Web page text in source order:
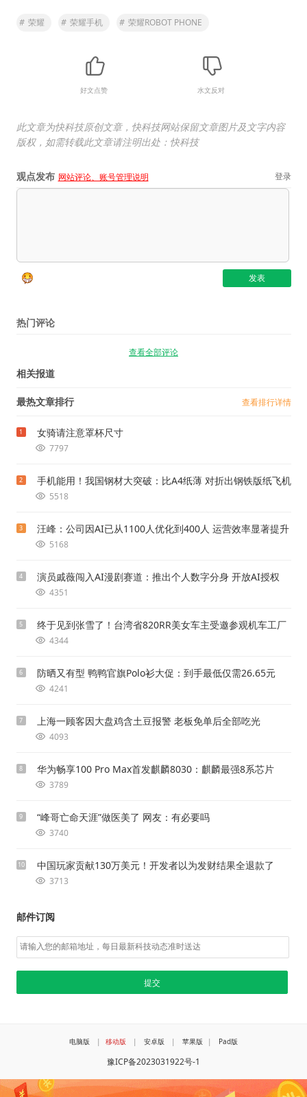
# 荣耀 # 荣耀手机 # 荣耀ROBOT PHONE
好文点赞 水文反对
此文章为快科技原创文章，快科技网站保留文章图片及文字内容
版权，如需转载此文章请注明出处：快科技
观点发布 网站评论、账号管理说明 登录
热门评论
查看全部评论
相关报道
最热文章排行 查看排行详情
1 女骑请注意罩杯尺寸
7797
2 手机能用！我国钢材大突破：比A4纸薄 对折出钢铁版纸飞机
5518
3 汪峰：公司因AI已从1100人优化到400人 运营效率显著提升
5168
4 演员戚薇闯入AI漫剧赛道：推出个人数字分身 开放AI授权
4351
5 终于见到张雪了！台湾省820RR美女车主受邀参观机车工厂
4344
6 防晒又有型 鸭鸭官旗Polo衫大促：到手最低仅需26.65元
4241
7 上海一顾客因大盘鸡含土豆报警 老板免单后全部吃光
4093
8 华为畅享100 Pro Max首发麒麟8030：麒麟最强8系芯片
3789
9 “峰哥亡命天涯”做医美了 网友：有必要吗
3740
10 中国玩家贡献130万美元！开发者以为发财结果全退款了
3713
邮件订阅
电脑版 | 移动版 | 安卓版 | 苹果版 | Pad版
豫ICP备2023031922号-1